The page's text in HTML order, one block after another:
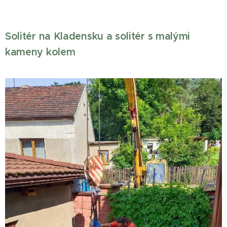
Solitér na Kladensku a solitér s malými
kameny kolem